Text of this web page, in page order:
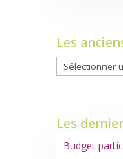
Les
Les
anciens
Les
Budget